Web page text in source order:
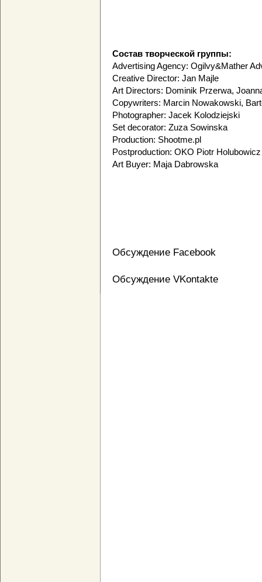
Состав творческой группы:
Advertising Agency: Ogilvy&Mather
Creative Director: Jan Majle
Art Directors: Dominik Przerwa,
Copywriters: Marcin Nowakowski,
Photographer: Jacek Kolodziejski
Set decorator: Zuza Sowinska
Production: Shootme.pl
Postproduction: OKO Piotr Holubowicz
Art Buyer: Maja Dabrowska
Обсуждение Facebook
Обсуждение VKontakte